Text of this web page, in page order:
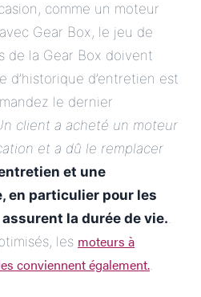
comme un moteur
Gear Box, le jeu de
de la Gear Box doivent
d’historique d’entretien est
le dernier
client a acheté un moteur
et a dû le remplacer
et une
en particulier pour les
la durée de vie..
les moteurs à
conviennent également..